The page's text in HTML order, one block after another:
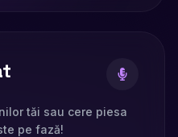
tăi sau cere piesa
pe fază!